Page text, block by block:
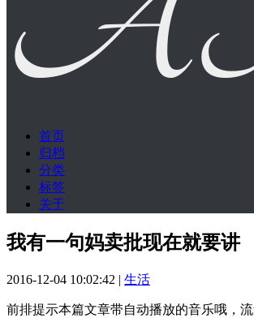
首页
归档
分类
标签
关于
我有一句妈卖批现在就要讲
2016-12-04 10:02:42 | 生活
前排提示本篇文章带自动播放的音乐哦，